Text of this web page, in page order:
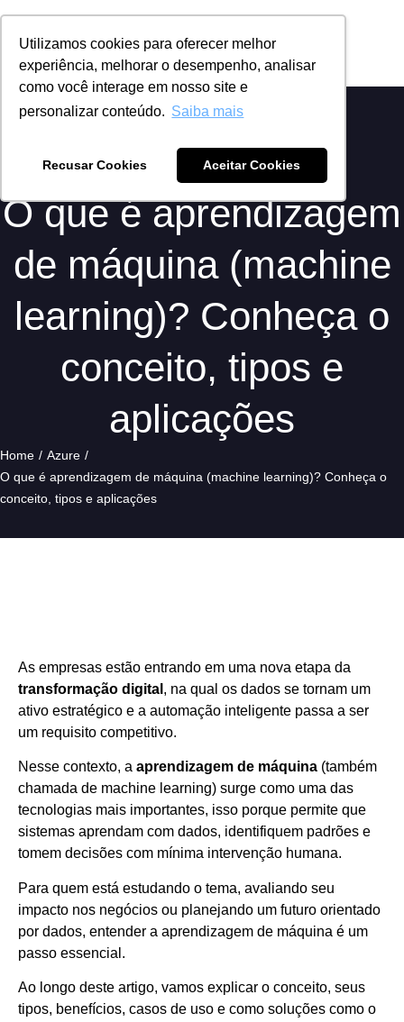
Utilizamos cookies para oferecer melhor
experiência, melhorar o desempenho, analisar
como você interage em nosso site e
personalizar conteúdo. Saiba mais
Recusar Cookies Aceitar Cookies
O que é aprendizagem
de máquina (machine
learning)? Conheça o
conceito, tipos e
aplicações
Home / Azure /
O que é aprendizagem de máquina (machine learning)? Conheça o
conceito, tipos e aplicações
As empresas estão entrando em uma nova etapa da
transformação digital , na qual os dados se tornam um
ativo estratégico e a automação inteligente passa a ser
um requisito competitivo.
Nesse contexto, a aprendizagem de máquina (também
chamada de machine learning) surge como uma das
tecnologias mais importantes, isso porque permite que
sistemas aprendam com dados, identifiquem padrões e
tomem decisões com mínima intervenção humana.
Para quem está estudando o tema, avaliando seu
impacto nos negócios ou planejando um futuro orientado
por dados, entender a aprendizagem de máquina é um
passo essencial.
Ao longo deste artigo, vamos explicar o conceito, seus
tipos, benefícios, casos de uso e como soluções como o